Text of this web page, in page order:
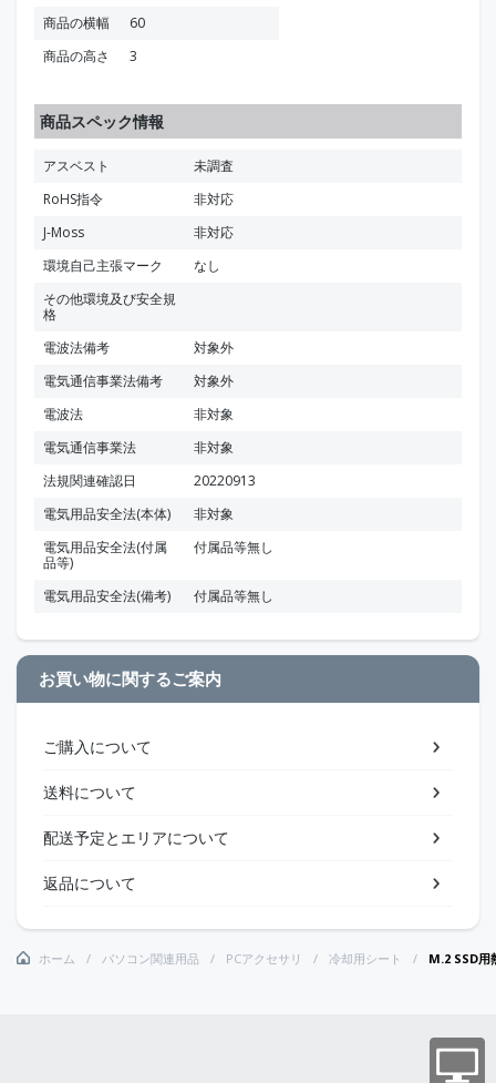
商品の横幅
60
商品の高さ
3
商品スペック情報
アスベスト
未調査
RoHS指令
非対応
J-Moss
非対応
環境自己主張マーク
なし
その他環境及び安全規
格
電波法備考
対象外
電気通信事業法備考
対象外
電波法
非対象
電気通信事業法
非対象
法規関連確認日
20220913
電気用品安全法(本体)
非対象
電気用品安全法(付属
品等)
付属品等無し
電気用品安全法(備考) 付属品等無し
お買い物に関するご案内
ご購入について
送料について
配送予定とエリアについて
返品について
ホーム パソコン関連用品 PCアクセサリ 冷却用シート M.2 SSD用